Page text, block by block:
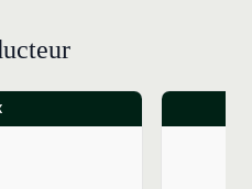
dans la jeunesse.
vins, il est bon à tous